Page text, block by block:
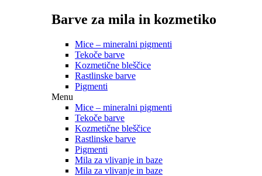
Barve za mila in kozmetiko
Mice – mineralni pigmenti
Tekoče barve
Kozmetične bleščice
Rastlinske barve
Pigmenti
Menu
Mice – mineralni pigmenti
Tekoče barve
Kozmetične bleščice
Rastlinske barve
Pigmenti
Mila za vlivanje in baze
Mila za vlivanje in baze